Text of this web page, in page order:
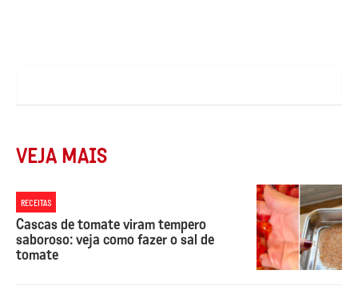
VEJA MAIS
RECEITAS
Cascas de tomate viram tempero
saboroso: veja como fazer o sal de
tomate